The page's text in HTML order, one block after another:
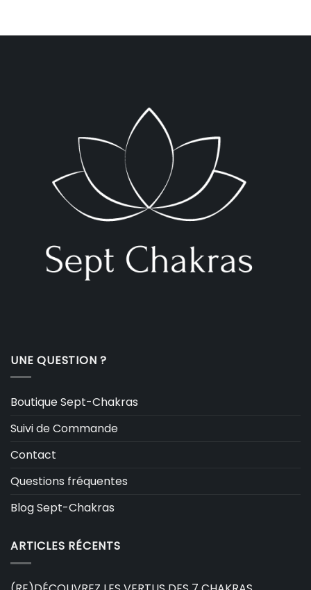
UNE QUESTION ?
Boutique Sept-Chakras
Suivi de Commande
Contact
Questions fréquentes
Blog Sept-Chakras
ARTICLES RÉCENTS